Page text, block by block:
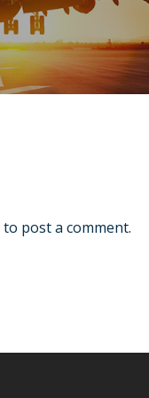
to post a comment.